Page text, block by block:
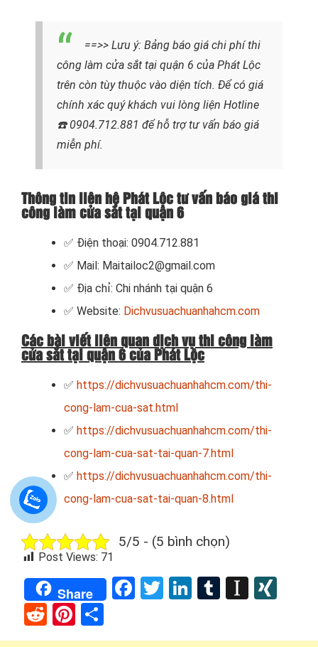
==>> Lưu ý: Bảng báo giá chi phí thi
công làm cửa sắt tại quận 6 của Phát Lộc
trên còn tùy thuộc vào diện tích. Để có giá
chính xác quý khách vui lòng liện Hotline
☎️ 0904.712.881 để hỗ trợ tư vấn báo giá
miễn phí.
Thông tin liên hệ Phát Lộc tư vấn báo giá thi
công làm cửa sắt tại quận 6
✅ Điện thoại: 0904.712.881
✅ Mail: Maitailoc2@gmail.com
✅ Địa chỉ: Chi nhánh tại quận 6
✅ Website: Dichvusuachuanhahcm.com
Các bài viết liên quan dịch vụ thi công làm
cửa sắt tại quận 6 của Phát Lộc
✅ https://dichvusuachuanhahcm.com/thi-
cong-lam-cua-sat.html
✅ https://dichvusuachuanhahcm.com/thi-
cong-lam-cua-sat-tai-quan-7.html
✅ https://dichvusuachuanhahcm.com/thi-
cong-lam-cua-sat-tai-quan-8.html
5/5 - (5 bình chọn)
Post Views: 71
Share Facebook
TwitterLinkedIn
Tumblr
RedditPinterest